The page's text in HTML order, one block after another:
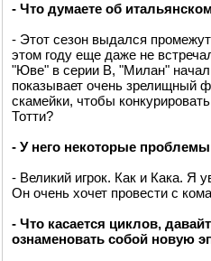
- Что думаете об
- Этот сезон выдался
этом году еще даже не
"Юве" в серии В, "Милан"
показывает очень зрелищный
скамейки, чтобы
Тотти?
- У него некоторые
- Великий игрок. Как и Кака. Я
Он очень хочет провести с
- Что касается циклов,
ознаменовать собой новую